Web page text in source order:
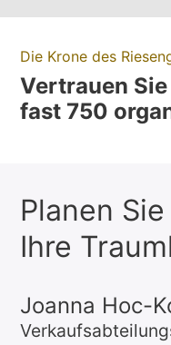
Die Krone des
Vertrauen
fast 750
Planen
Ihre
Joanna Hoc-